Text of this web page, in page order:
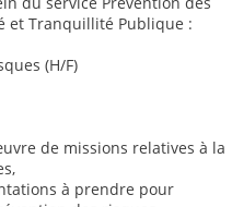
et Tranquillité Publique :
(H/F)
de missions relatives à la
à prendre pour